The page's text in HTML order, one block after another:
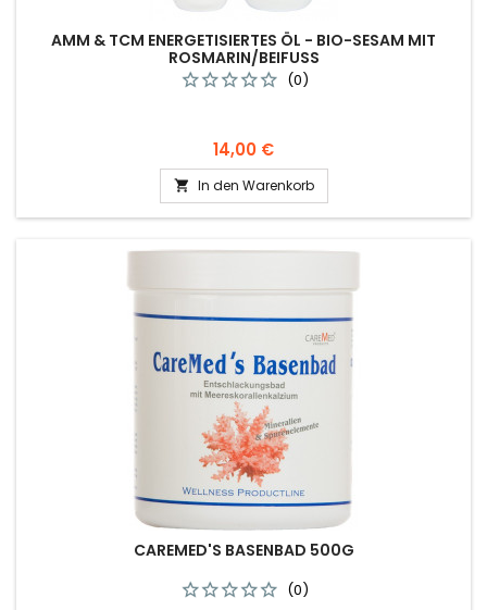
AMM & TCM ENERGETISIERTES ÖL - BIO-SESAM MIT
ROSMARIN/BEIFUSS
(0)
Preis
14,00 €
 In den Warenkorb
CAREMED'S BASENBAD 500G
(0)